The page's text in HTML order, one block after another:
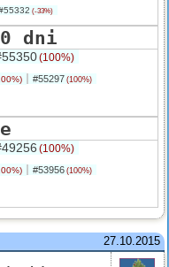
(-33%)
dni
(100%)
#55297 (100%)
(100%)
#53956 (100%)
27.10.2015